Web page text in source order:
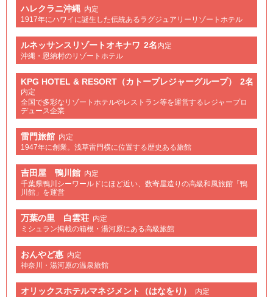
ハレクラニ沖縄 内定
1917年にハワイに誕生した伝統あるラグジュアリーリゾートホテル
ルネッサンスリゾートオキナワ 2名内定
沖縄・恩納村のリゾートホテル
KPG HOTEL & RESORT（カトープレジャーグループ） 2名
内定
全国で多彩なリゾートホテルやレストラン等を運営するレジャープロ
デュース企業
雷門旅館 内定
1947年に創業。浅草雷門横に位置する歴史ある旅館
吉田屋 鴨川館 内定
千葉県鴨川シーワールドにほど近い、数寄屋造りの高級和風旅館「鴨
川館」を運営
万葉の里 白雲荘 内定
ミシュラン掲載の箱根・湯河原にある高級旅館
おんやど惠 内定
神奈川・湯河原の温泉旅館
オリックスホテルマネジメント（はなをり）
内定